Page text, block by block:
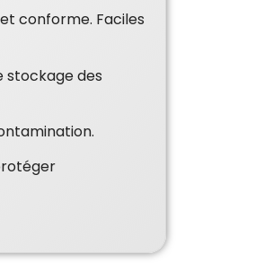
conforme. Faciles
stockage des